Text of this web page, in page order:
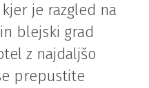
je razgled na
blejski grad
z najdaljšo
prepustite